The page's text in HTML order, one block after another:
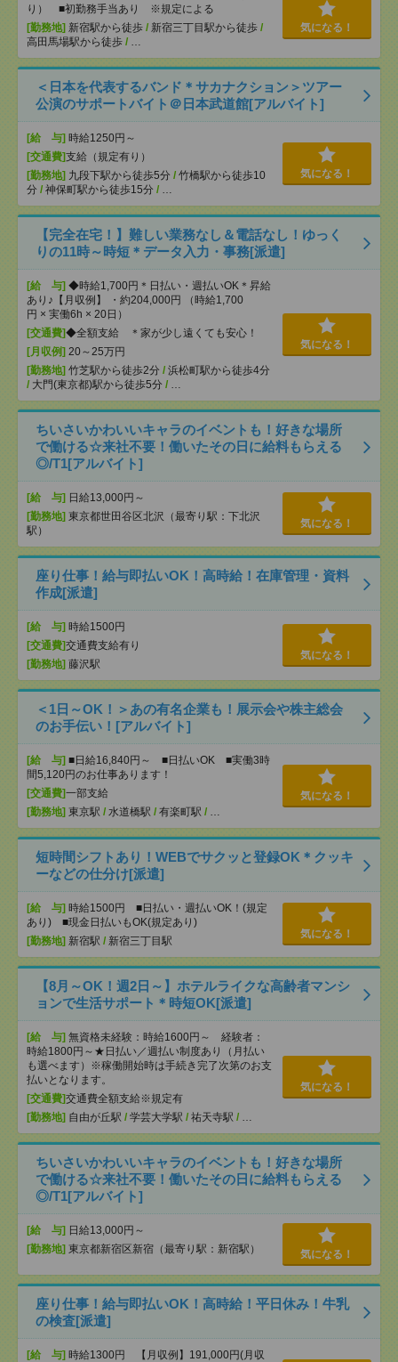
り） ■初勤務手当あり ※規定による
[勤務地] 新宿駅から徒歩 / 新宿三丁目駅から徒歩 /
高田馬場駅から徒歩 / …
気になる！
＜日本を代表するバンド＊サカナクション＞ツアー
公演のサポートバイト＠日本武道館[アルバイト]
[給 与] 時給1250円～
[交通費]支給（規定有り）
[勤務地] 九段下駅から徒歩5分 / 竹橋駅から徒歩10
分 / 神保町駅から徒歩15分 / …
気になる！
【完全在宅！】難しい業務なし＆電話なし！ゆっく
りの11時～時短＊データ入力・事務[派遣]
[給 与] ◆時給1,700円＊日払い・週払いOK＊昇給
あり♪【月収例】 ・約204,000円 （時給1,700
円 × 実働6h × 20日）
[交通費]◆全額支給 ＊家が少し遠くても安心！
[月収例] 20～25万円
[勤務地] 竹芝駅から徒歩2分 / 浜松町駅から徒歩4分
/ 大門(東京都)駅から徒歩5分 / …
気になる！
ちいさいかわいいキャラのイベントも！好きな場所
で働ける☆来社不要！働いたその日に給料もらえる
◎/T1[アルバイト]
[給 与] 日給13,000円～
[勤務地] 東京都世田谷区北沢（最寄り駅：下北沢
駅）
気になる！
座り仕事！給与即払いOK！高時給！在庫管理・資料
作成[派遣]
[給 与] 時給1500円
[交通費]交通費支給有り
[勤務地] 藤沢駅
気になる！
＜1日～OK！＞あの有名企業も！展示会や株主総会
のお手伝い！[アルバイト]
[給 与] ■日給16,840円～ ■日払いOK ■実働3時
間5,120円のお仕事あります！
[交通費]一部支給
[勤務地] 東京駅 / 水道橋駅 / 有楽町駅 / …
気になる！
短時間シフトあり！WEBでサクッと登録OK＊クッキ
ーなどの仕分け[派遣]
[給 与] 時給1500円 ■日払い・週払いOK！(規定
あり) ■現金日払いもOK(規定あり)
[勤務地] 新宿駅 / 新宿三丁目駅
気になる！
【8月～OK！週2日～】ホテルライクな高齢者マンシ
ョンで生活サポート＊時短OK[派遣]
[給 与] 無資格未経験：時給1600円～ 経験者：
時給1800円～★日払い／週払い制度あり（月払い
も選べます）※稼働開始時は手続き完了次第のお支
払いとなります。
[交通費]交通費全額支給※規定有
[勤務地] 自由が丘駅 / 学芸大学駅 / 祐天寺駅 / …
気になる！
ちいさいかわいいキャラのイベントも！好きな場所
で働ける☆来社不要！働いたその日に給料もらえる
◎/T1[アルバイト]
[給 与] 日給13,000円～
[勤務地] 東京都新宿区新宿（最寄り駅：新宿駅） 気になる！
座り仕事！給与即払いOK！高時給！平日休み！牛乳
の検査[派遣]
[給 与] 時給1300円 【月収例】191,000円(月収